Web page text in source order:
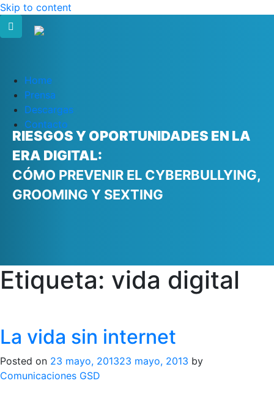
Skip to content
Home
Prensa
Descargas
Contacto
RIESGOS Y OPORTUNIDADES EN LA
ERA DIGITAL:
CÓMO PREVENIR EL CYBERBULLYING,
GROOMING Y SEXTING
Etiqueta: vida digital
La vida sin internet
Posted on 23 mayo, 201323 mayo, 2013 by
Comunicaciones GSD